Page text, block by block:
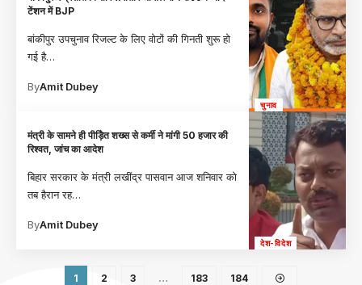
चुनाव
टेंशन में BJP
बांकीपुर उपचुनाव रिजल्ट के लिए वोटों की गिनती शुरू हो
गई है…
ByAmit Dubey
देश-विदेश
मंत्री के सामने ही पीड़िेत शख्स से कर्मी ने मांगी 50 हजार की
रिश्वत, जांच का आदेश
बिहार सरकार के मंत्री लखींद्र पासवान आज शनिवार को
तब हैरान रह…
ByAmit Dubey
1 2 3 … 183 184